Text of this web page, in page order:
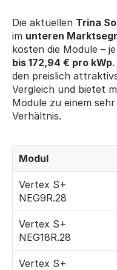
Die aktuellen Trina
im unteren
kosten die Module –
bis 172,94 € pro kWp
den preislich
Vergleich und bietet
Module zu einem
Verhältnis.
Modul
Vertex S+
NEG9R.28
Vertex S+
NEG18R.28
Vertex S+